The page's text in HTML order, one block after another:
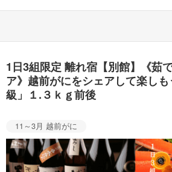
1日3組限定 離れ宿【別館】《茹
ア》越前がにをシェアして楽し
級」１.３ｋｇ前後
11～3月 越前がに